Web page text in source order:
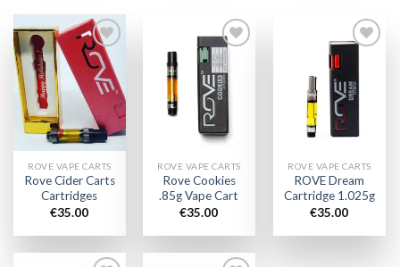
Add to
wishlist
ROVE VAPE CARTS
Rove Cider Carts
Cartridges
€35.00
Add to
wishlist
ROVE VAPE CARTS
Rove Cookies
.85g Vape Cart
€35.00
Add to
wishlist
ROVE VAPE CARTS
ROVE Dream
Cartridge 1.025g
€35.00